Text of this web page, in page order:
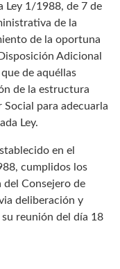
Ley 1/1988, de 7 de
de la
de la oportuna
Adicional
de aquéllas
de la estructura
Social para adecuarla
Ley.
en el
cumplidos los
Consejero de
deliberación y
reunión del día 18